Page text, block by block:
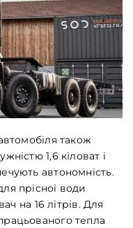
також
1,6 кіловат і
автономність.
прісної води
на 16 літрів. Для
тепла